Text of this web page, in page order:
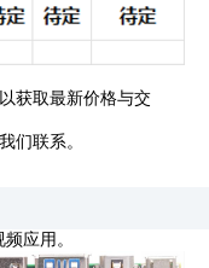
获取最新价格与交
们联系。
应用。